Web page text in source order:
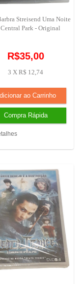
Streisend Uma Noite
Park - Original
R$35,00
3 X R$ 12,74